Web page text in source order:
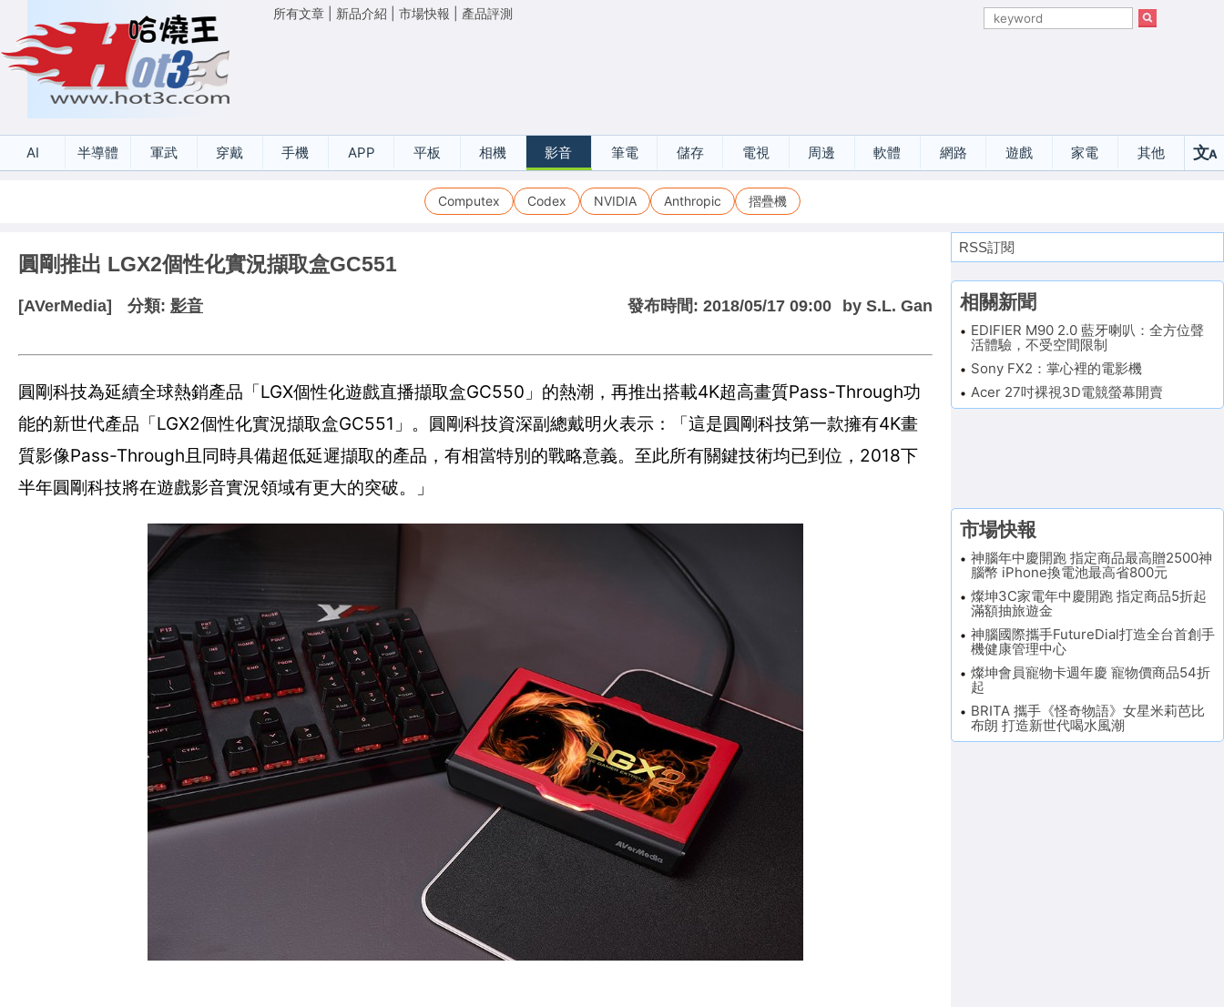
所有文章 新品介紹 市場快報 產品評測
AI 半導體 軍武 穿戴 手機 APP 平板 相機 影音 筆電 儲存 電視 周邊 軟體 網路 遊戲 家電 其他 文A
Computex Codex NVIDIA Anthropic 摺疊機
圓剛推出 LGX2個性化實況擷取盒GC551
[AVerMedia] 分類: 影音 發布時間: 2018/05/17 09:00 by S.L. Gan
圓剛科技為延續全球熱銷產品「LGX個性化遊戲直播擷取盒GC550」的熱潮，再推出搭載4K超高畫質Pass-Through功
能的新世代產品「LGX2個性化實況擷取盒GC551」。圓剛科技資深副總戴明火表示：「這是圓剛科技第一款擁有4K畫
質影像Pass-Through且同時具備超低延遲擷取的產品，有相當特別的戰略意義。至此所有關鍵技術均已到位，2018下
半年圓剛科技將在遊戲影音實況領域有更大的突破。」
RSS訂閱
相關新聞
EDIFIER M90 2.0 藍牙喇叭：全方位聲
活體驗，不受空間限制
Sony FX2：掌心裡的電影機
Acer 27吋裸視3D電競螢幕開賣
市場快報
神腦年中慶開跑 指定商品最高贈2500神
腦幣 iPhone換電池最高省800元
燦坤3C家電年中慶開跑 指定商品5折起
滿額抽旅遊金
神腦國際攜手FutureDial打造全台首創手
機健康管理中心
燦坤會員寵物卡週年慶 寵物價商品54折
起
BRITA 攜手《怪奇物語》女星米莉芭比
布朗 打造新世代喝水風潮